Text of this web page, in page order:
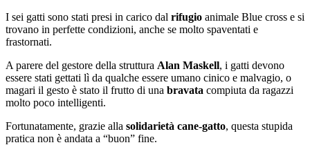
I sei gatti sono stati presi in carico dal rifugio animale Blue cross e si
trovano in perfette condizioni, anche se molto spaventati e
frastornati.
A parere del gestore della struttura Alan Maskell, i gatti devono
essere stati gettati lì da qualche essere umano cinico e malvagio, o
magari il gesto è stato il frutto di una bravata compiuta da ragazzi
molto poco intelligenti.
Fortunatamente, grazie alla solidarietà cane-gatto, questa stupida
pratica non è andata a “buon” fine.